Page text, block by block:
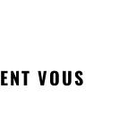
VOUS